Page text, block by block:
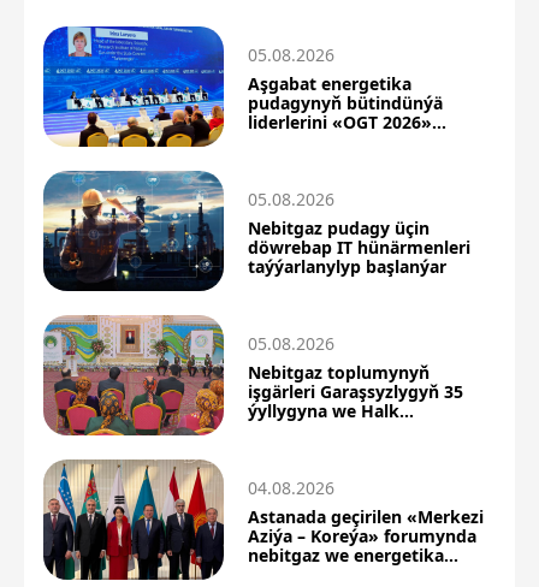
05.08.2026
Aşgabat energetika
pudagynyň bütindünýä
liderlerini «OGT 2026»
05.08.2026
Nebitgaz pudagy üçin
döwrebap IT hünärmenleri
taýýarlanylyp başlanýar
05.08.2026
Nebitgaz toplumynyň
işgärleri Garaşsyzlygyň 35
ýyllygyna we Halk
04.08.2026
Astanada geçirilen «Merkezi
Aziýa – Koreýa» forumynda
nebitgaz we energetika